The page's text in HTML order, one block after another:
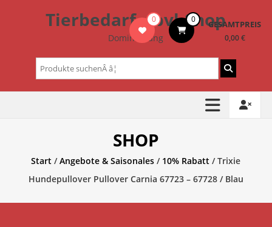
Tierbedarf – bvl-Shop
Dominik Lang
0 0 GESAMTPREIS
0,00 €
Suchen
nach:
SHOP
Start /Angebote & Saisonales / 10% Rabatt / Trixie
Hundepullover Pullover Carnia 67723 – 67728 / Blau